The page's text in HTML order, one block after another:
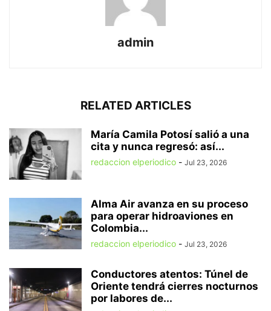
admin
RELATED ARTICLES
María Camila Potosí salió a una
cita y nunca regresó: así...
redaccion elperiodico - Jul 23, 2026
Alma Air avanza en su proceso
para operar hidroaviones en
Colombia...
redaccion elperiodico - Jul 23, 2026
Conductores atentos: Túnel de
Oriente tendrá cierres nocturnos
por labores de...